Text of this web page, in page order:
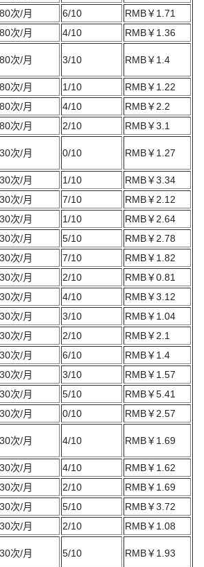
次/月 6/10
RMB￥1.71
次/月 4/10
RMB￥1.36
次/月 3/10 RMB￥1.4
次/月 1/10
RMB￥1.22
次/月 4/10
RMB￥2.2
次/月 2/10
RMB￥3.1
次/月 0/10 RMB￥1.27
次/月 1/10
RMB￥3.34
次/月 7/10
RMB￥2.12
次/月 1/10
RMB￥2.64
次/月 5/10
RMB￥2.78
次/月 7/10
RMB￥1.82
次/月 2/10
RMB￥0.81
次/月 4/10
RMB￥3.12
次/月 3/10
RMB￥1.04
次/月 2/10
RMB￥2.1
次/月 6/10
RMB￥1.4
次/月 3/10
RMB￥1.57
次/月 5/10
RMB￥5.41
次/月 0/10
RMB￥2.57
次/月 4/10 RMB￥1.69
次/月 4/10
RMB￥1.62
次/月 2/10
RMB￥1.69
次/月 5/10
RMB￥3.72
次/月 2/10
RMB￥1.08
次/月 5/10 RMB￥1.93